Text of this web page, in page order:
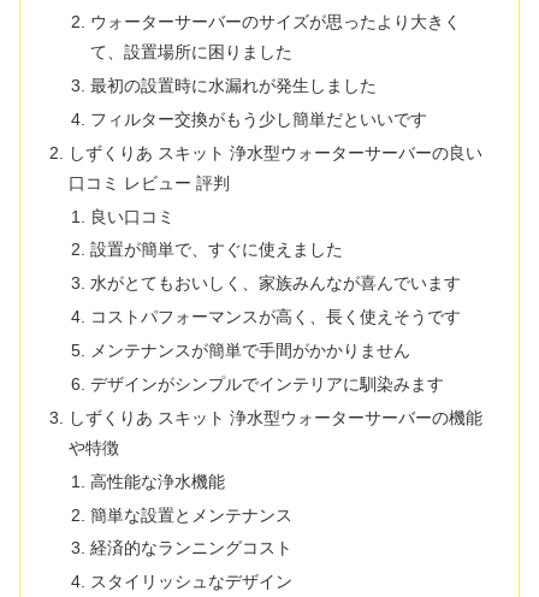
ウォーターサーバーのサイズが思ったより大きく
て、設置場所に困りました
最初の設置時に水漏れが発生しました
フィルター交換がもう少し簡単だといいです
しずくりあ スキット 浄水型ウォーターサーバーの良い
口コミ レビュー 評判
良い口コミ
設置が簡単で、すぐに使えました
水がとてもおいしく、家族みんなが喜んでいます
コストパフォーマンスが高く、長く使えそうです
メンテナンスが簡単で手間がかかりません
デザインがシンプルでインテリアに馴染みます
しずくりあ スキット 浄水型ウォーターサーバーの機能
や特徴
高性能な浄水機能
簡単な設置とメンテナンス
経済的なランニングコスト
スタイリッシュなデザイン